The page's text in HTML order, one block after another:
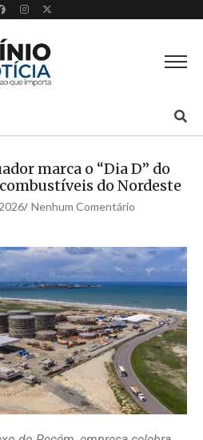
marca o “Dia D” do
do Nordeste
/ Nenhum Comentário